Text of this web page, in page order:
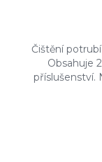
Čištění
Obsahuje
příslušenství.